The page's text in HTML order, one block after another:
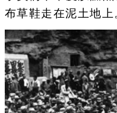
布草鞋走在泥土地上